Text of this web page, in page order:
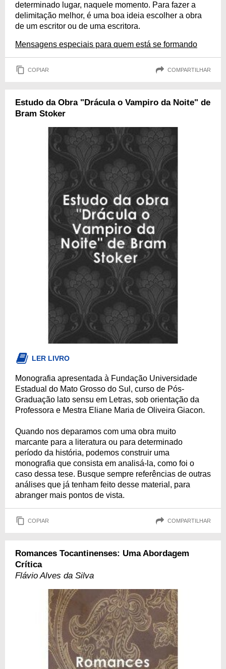
determinado lugar, naquele momento. Para fazer a
delimitação melhor, é uma boa ideia escolher a obra
de um escritor ou de uma escritora.
Mensagens especiais para quem está se formando
COPIAR COMPARTILHAR
Estudo da Obra "Drácula o Vampiro da Noite" de
Bram Stoker
LER LIVRO
Monografia apresentada à Fundação Universidade
Estadual do Mato Grosso do Sul, curso de Pós-
Graduação lato sensu em Letras, sob orientação da
Professora e Mestra Eliane Maria de Oliveira Giacon.
Quando nos deparamos com uma obra muito
marcante para a literatura ou para determinado
período da história, podemos construir uma
monografia que consista em analisá-la, como foi o
caso dessa tese. Busque sempre referências de outras
análises que já tenham feito desse material, para
abranger mais pontos de vista.
COPIAR COMPARTILHAR
Romances Tocantinenses: Uma Abordagem
Crítica
Flávio Alves da Silva